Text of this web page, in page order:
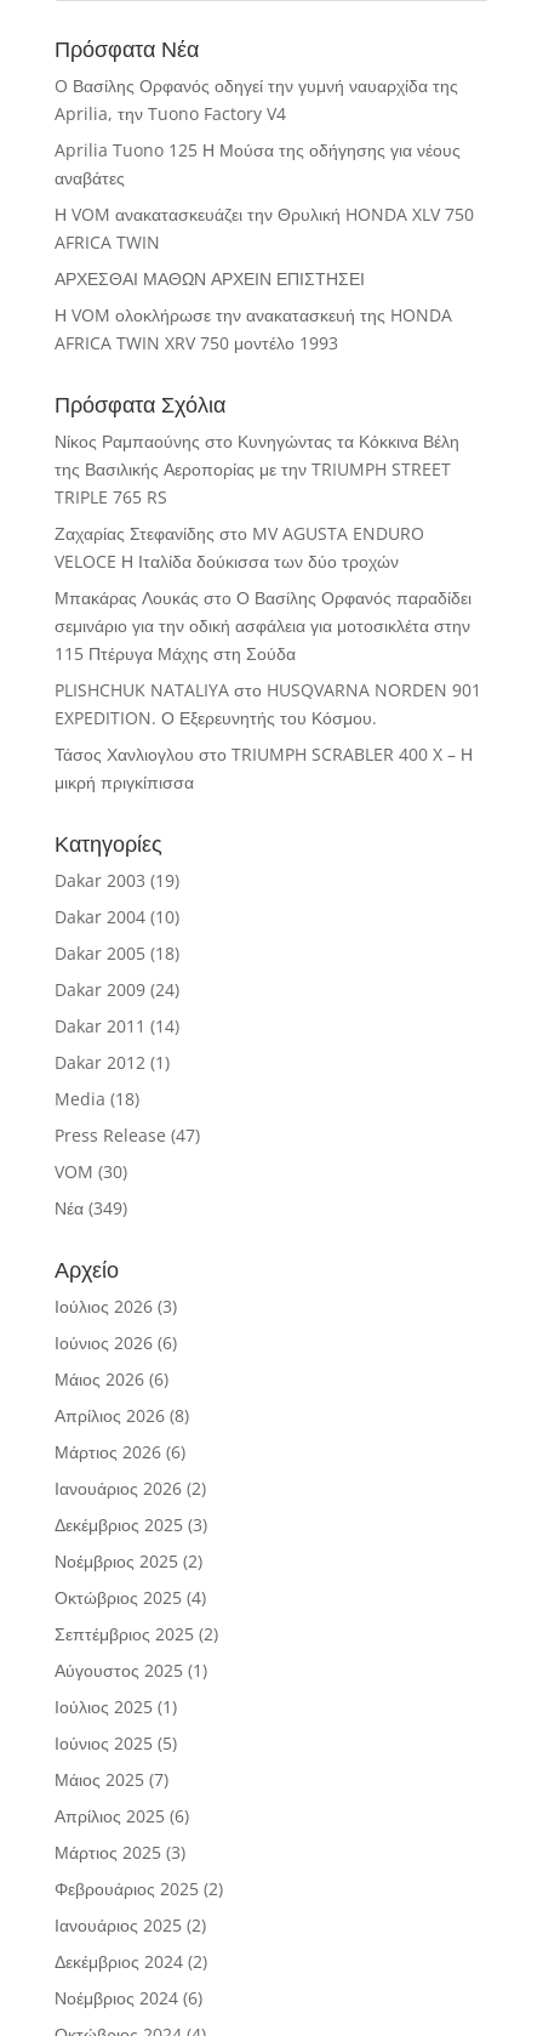
Πρόσφατα Νέα
O Βασίλης Ορφανός οδηγεί την γυμνή ναυαρχίδα της
Aprilia, την Tuono Factory V4
Aprilia Tuono 125 Η Μούσα της οδήγησης για νέους
αναβάτες
Η VOM ανακατασκευάζει την Θρυλική HONDA XLV 750
AFRICA TWIN
ΑΡΧΕΣΘΑΙ ΜΑΘΩΝ ΑΡΧΕΙΝ ΕΠΙΣΤΗΣΕΙ
Η VOM ολοκλήρωσε την ανακατασκευή της HONDA
AFRICA TWIN XRV 750 μοντέλο 1993
Πρόσφατα Σχόλια
Νίκος Ραμπαούνης στο Κυνηγώντας τα Κόκκινα Βέλη
της Βασιλικής Αεροπορίας με την TRIUMPH STREET
TRIPLE 765 RS
Ζαχαρίας Στεφανίδης στο MV AGUSTA ENDURO
VELOCE Η Ιταλίδα δούκισσα των δύο τροχών
Μπακάρας Λουκάς στο Ο Βασίλης Ορφανός παραδίδει
σεμινάριο για την οδική ασφάλεια για μοτοσικλέτα στην
115 Πτέρυγα Μάχης στη Σούδα
PLISHCHUK NATALIYAστο HUSQVARNA NORDEN 901
EXPEDITION. Ο Εξερευνητής του Κόσμου.
Τάσος Χανλιογλου στο TRIUMPH SCRABLER 400 X – Η
μικρή πριγκίπισσα
Κατηγορίες
Dakar 2003 (19)
Dakar 2004(10)
Dakar 2005(18)
Dakar 2009(24)
Dakar 2011 (14)
Dakar 2012(1)
Media (18)
Press Release (47)
VOM (30)
Νέα(349)
Αρχείο
Ιούλιος 2026(3)
Ιούνιος 2026(6)
Μάιος 2026(6)
Απρίλιος 2026(8)
Μάρτιος 2026(6)
Ιανουάριος 2026(2)
Δεκέμβριος 2025(3)
Νοέμβριος 2025(2)
Οκτώβριος 2025(4)
Σεπτέμβριος 2025(2)
Αύγουστος 2025(1)
Ιούλιος 2025(1)
Ιούνιος 2025(5)
Μάιος 2025(7)
Απρίλιος 2025(6)
Μάρτιος 2025(3)
Φεβρουάριος 2025(2)
Ιανουάριος 2025(2)
Δεκέμβριος 2024(2)
Νοέμβριος 2024(6)